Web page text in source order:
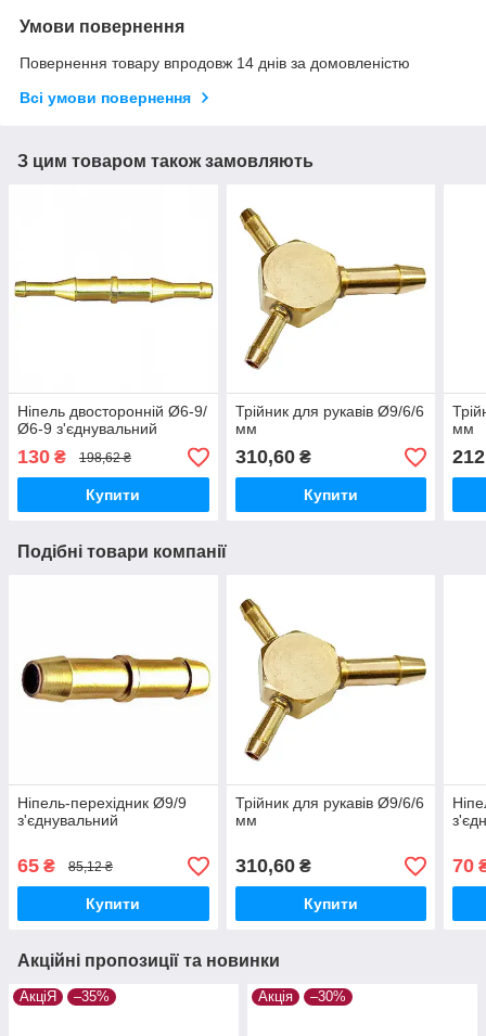
Умови повернення
Повернення товару впродовж 14 днів за домовленістю
Всі умови повернення
З цим товаром також замовляють
Ніпель двосторонній Ø6-9/
Ø6-9 з'єднувальний
130 ₴ 198,62 ₴
Купити
Трійник для рукавів Ø9/6/6
мм
310,60₴
Купити
мм
Подібні товари компанії
Ніпель-перехідник Ø9/9
з'єднувальний
65 ₴ 85,12 ₴
Купити
Трійник для рукавів Ø9/6/6
мм
310,60₴
Купити
70
Акційні пропозиції та новинки
АкціЯ –35% Акція –30%